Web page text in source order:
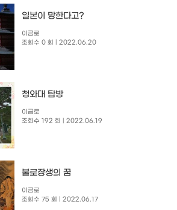
일본이 망한다고?
이금로
조회수 0 회
| 2022.06.20
청와대 탐방
이금로
조회수 192 회
| 2022.06.19
불로장생의 꿈
이금로
조회수 75 회
| 2022.06.17